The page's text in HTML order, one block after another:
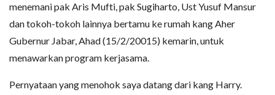
menemani pak Aris Mufti, pak Sugiharto, Ust Yusuf Mansur
dan tokoh-tokoh lainnya bertamu ke rumah kang Aher
Gubernur Jabar, Ahad (15/2/20015) kemarin, untuk
menawarkan program kerjasama.
Pernyataan yang menohok saya datang dari kang Harry.